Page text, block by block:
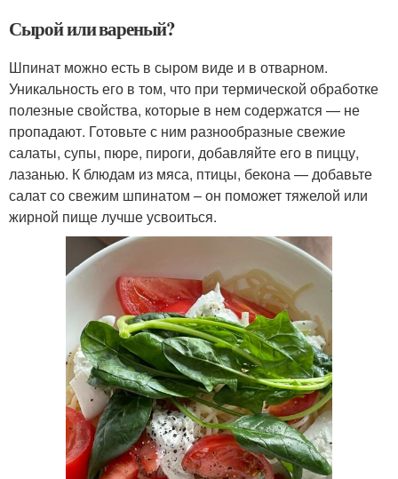
Сырой или вареный?
Шпинат можно есть в сыром виде и в отварном.
Уникальность его в том, что при термической обработке
полезные свойства, которые в нем содержатся — не
пропадают. Готовьте с ним разнообразные свежие
салаты, супы, пюре, пироги, добавляйте его в пиццу,
лазанью. К блюдам из мяса, птицы, бекона — добавьте
салат со свежим шпинатом – он поможет тяжелой или
жирной пище лучше усвоиться.